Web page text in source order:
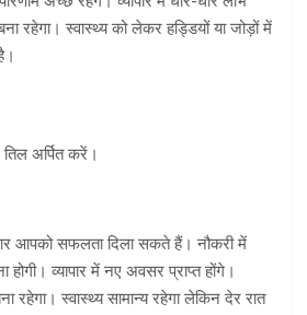
रहेगा। स्वास्थ्य को लेकर हड्डियों या जोड़ों में
अर्पित करें।
आपको सफलता दिला सकते हैं। नौकरी में
व्यापार में नए अवसर प्राप्त होंगे।
रहेगा। स्वास्थ्य सामान्य रहेगा लेकिन देर रात